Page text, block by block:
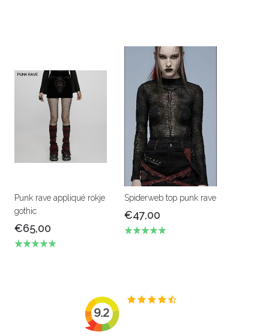
Punk rave appliqué rokje
gothic
€65,00
Spiderweb top punk rave
€47,00